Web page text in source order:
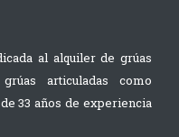
al alquiler de grúas
articuladas como
33 años de experiencia